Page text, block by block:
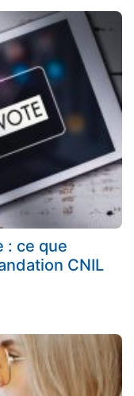
: ce que
CNIL